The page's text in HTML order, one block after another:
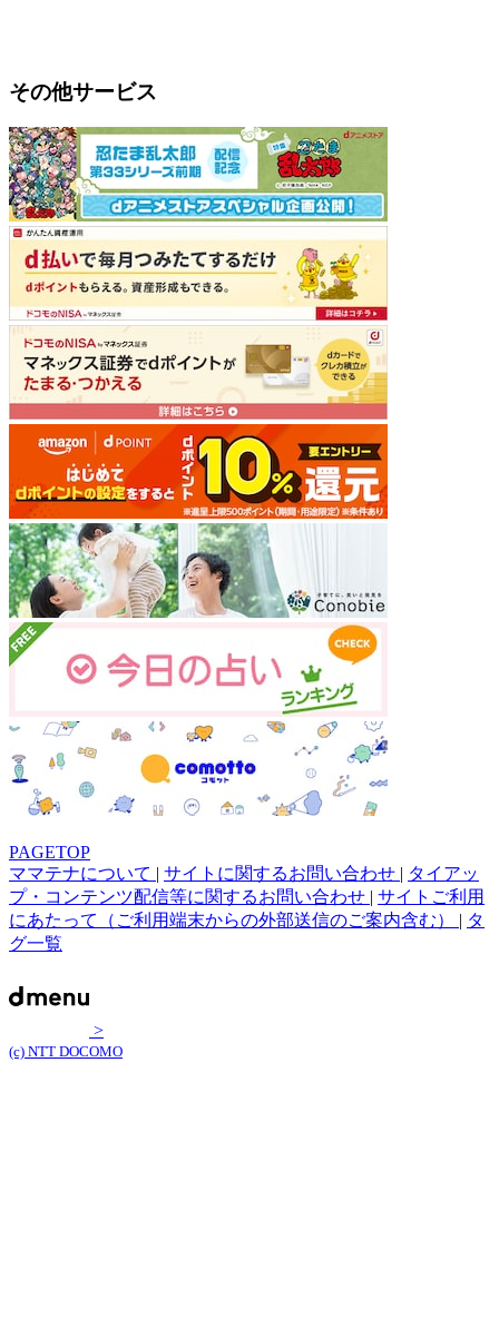
その他サービス
PAGETOP
ママテナについて | サイトに関するお問い合わせ | タイアッ
プ・コンテンツ配信等に関するお問い合わせ | サイトご利用
にあたって（ご利用端末からの外部送信のご案内含む） | タ
グ一覧
>
(c) NTT DOCOMO